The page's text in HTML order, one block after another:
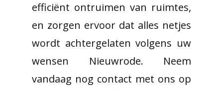
efficiënt ontruimen van ruimtes,
en zorgen ervoor dat alles netjes
wordt achtergelaten volgens uw
wensen Nieuwrode. Neem
vandaag nog contact met ons op